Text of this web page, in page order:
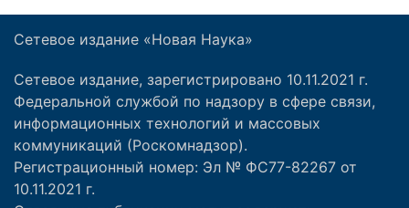
Сетевое издание «Новая Наука»
Сетевое издание, зарегистрировано 10.11.2021 г.
Федеральной службой по надзору в сфере связи,
информационных технологий и массовых
коммуникаций (Роскомнадзор).
Регистрационный номер: Эл № ФС77-82267 от
10.11.2021 г.